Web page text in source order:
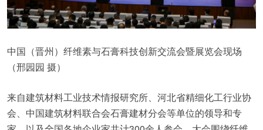
中国（晋州）纤维素与石膏科技创新交流会暨展览会现场
（邢园园 摄）
来自建筑材料工业技术情报研究所、河北省精细化工行业协
会、中国建筑材料联合会石膏建材分会等单位的领导和专